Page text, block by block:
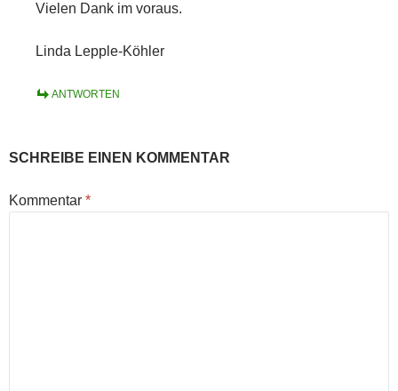
Vielen Dank im voraus.
Linda Lepple-Köhler
ANTWORTEN
SCHREIBE EINEN KOMMENTAR
Kommentar *